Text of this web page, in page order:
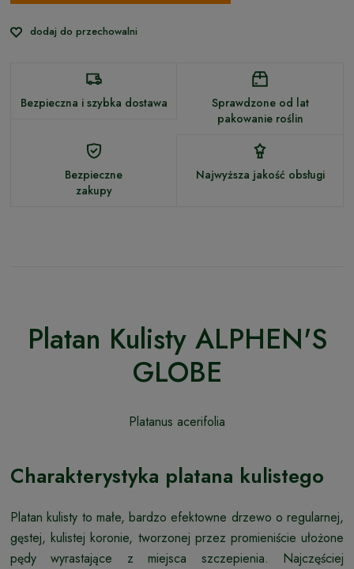
dodaj do przechowalni
Bezpieczna i szybka dostawa
Sprawdzone od lat
pakowanie roślin
Bezpieczne
zakupy
Najwyższa jakość obsługi
Platan Kulisty ALPHEN'S
GLOBE
Platanus acerifolia
Charakterystyka platana kulistego
Platan kulisty to małe, bardzo efektowne drzewo o regularnej,
gęstej, kulistej koronie, tworzonej przez promieniście ułożone
pędy wyrastające z miejsca szczepienia. Najczęściej